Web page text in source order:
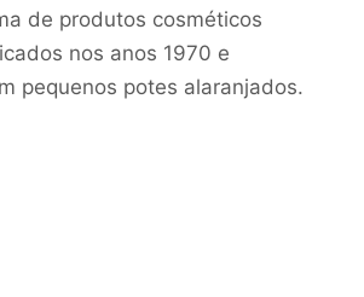
de produtos cosméticos
nos anos 1970 e
pequenos potes alaranjados.